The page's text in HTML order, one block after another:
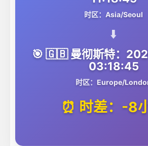
时区：Asia/Seoul
⬇️
🎯 🇬🇧 曼彻斯特：
03:18:45
时区：Europe/
⏰ 时差：-8